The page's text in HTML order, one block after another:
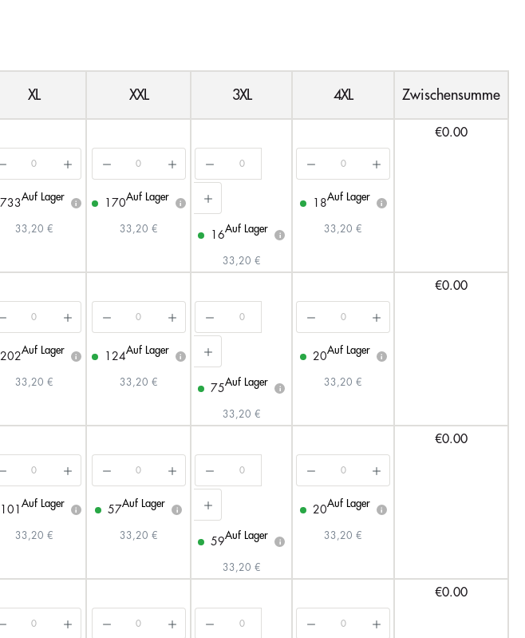
XL XXL 3XL 4XL Zwischensumme
733
Auf Lager
i
33,20 €
170
Auf Lager
i
33,20 €
16
Auf Lager
i
33,20 €
18
Auf Lager
i
33,20 €
€0.00
202
Auf Lager
i
33,20 €
124
Auf Lager
i
33,20 €
75
Auf Lager
i
33,20 €
20
Auf Lager
i
33,20 €
€0.00
101
Auf Lager
i
33,20 €
57
Auf Lager
i
33,20 €
59
Auf Lager
i
33,20 €
20
Auf Lager
i
33,20 €
€0.00
€0.00